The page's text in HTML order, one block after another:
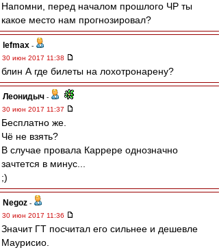
Напомни, перед началом прошлого ЧР ты
какое место нам прогнозировал?
lefmax -
30 июн 2017 11:38
блин А где билеты на лохотронарену?
Леонидыч -
30 июн 2017 11:37
Бесплатно же.
Чё не взять?
В случае провала Каррере однозначно
зачтется в минус...
;)
Negoz -
30 июн 2017 11:36
Значит ГТ посчитал его сильнее и дешевле
Маурисио.